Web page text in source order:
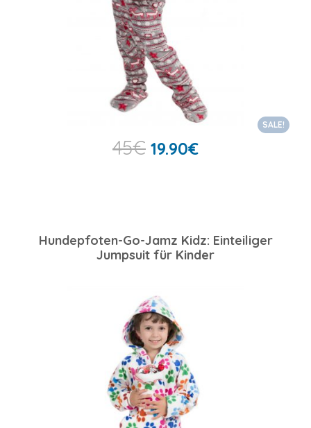
SALE!
45€ 19.90€
Hundepfoten-Go-Jamz Kidz: Einteiliger
Jumpsuit für Kinder